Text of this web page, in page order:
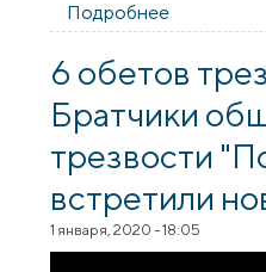
Подробнее
епархии
6 обетов
Братчики
трезвости
встретили
1 января, 2020 - 18:05